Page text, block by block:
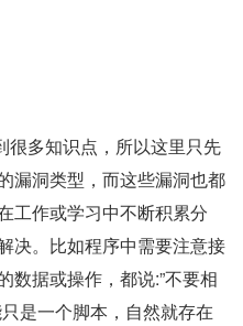
多知识点，所以这里只先
漏洞类型，而这些漏洞也都
工作或学习中不断积累分
决。比如程序中需要注意接
数据或操作，都说:”不要相
是一个脚本，自然就存在